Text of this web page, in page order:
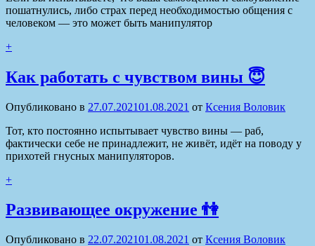
пошатнулись, либо страх перед необходимостью общения с
человеком — это может быть манипулятор
+
Как работать с чувством вины 😇
Опубликовано в 27.07.202101.08.2021 от Ксения Воловик
Тот, кто постоянно испытывает чувство вины — раб,
фактически себе не принадлежит, не живёт, идёт на поводу у
прихотей гнусных манипуляторов.
+
Развивающее окружение 👫
Опубликовано в 22.07.202101.08.2021 от Ксения Воловик